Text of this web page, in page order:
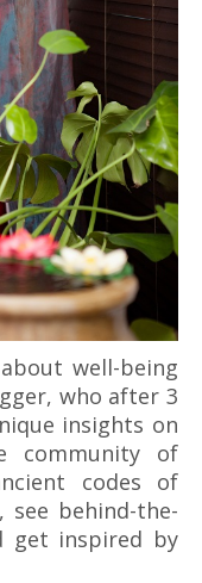
well-being
who after 3
insights on
community of
codes of
see behind-the-
get inspired by